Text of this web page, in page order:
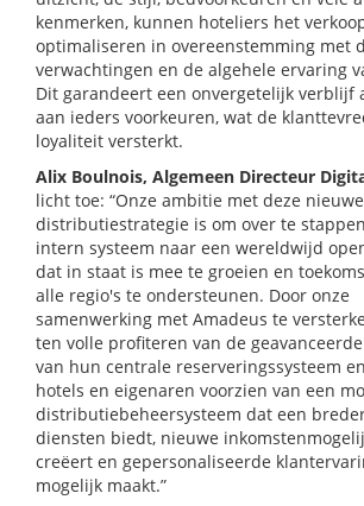
kenmerken, kunnen hoteliers het
optimaliseren in overeenstemming met
verwachtingen en de algehele ervaring
Dit garandeert een onvergetelijk verblijf
aan ieders voorkeuren, wat de
loyaliteit versterkt.
Alix Boulnois, Algemeen Directeur
licht toe: “Onze ambitie met deze nieuwe
distributiestrategie is om over te
intern systeem naar een wereldwijd
dat in staat is mee te groeien en
alle regio's te ondersteunen. Door onze
samenwerking met Amadeus te
ten volle profiteren van de
van hun centrale reserveringssysteem
hotels en eigenaren voorzien van een
distributiebeheersysteem dat een
diensten biedt, nieuwe
creëert en gepersonaliseerde
mogelijk maakt.”